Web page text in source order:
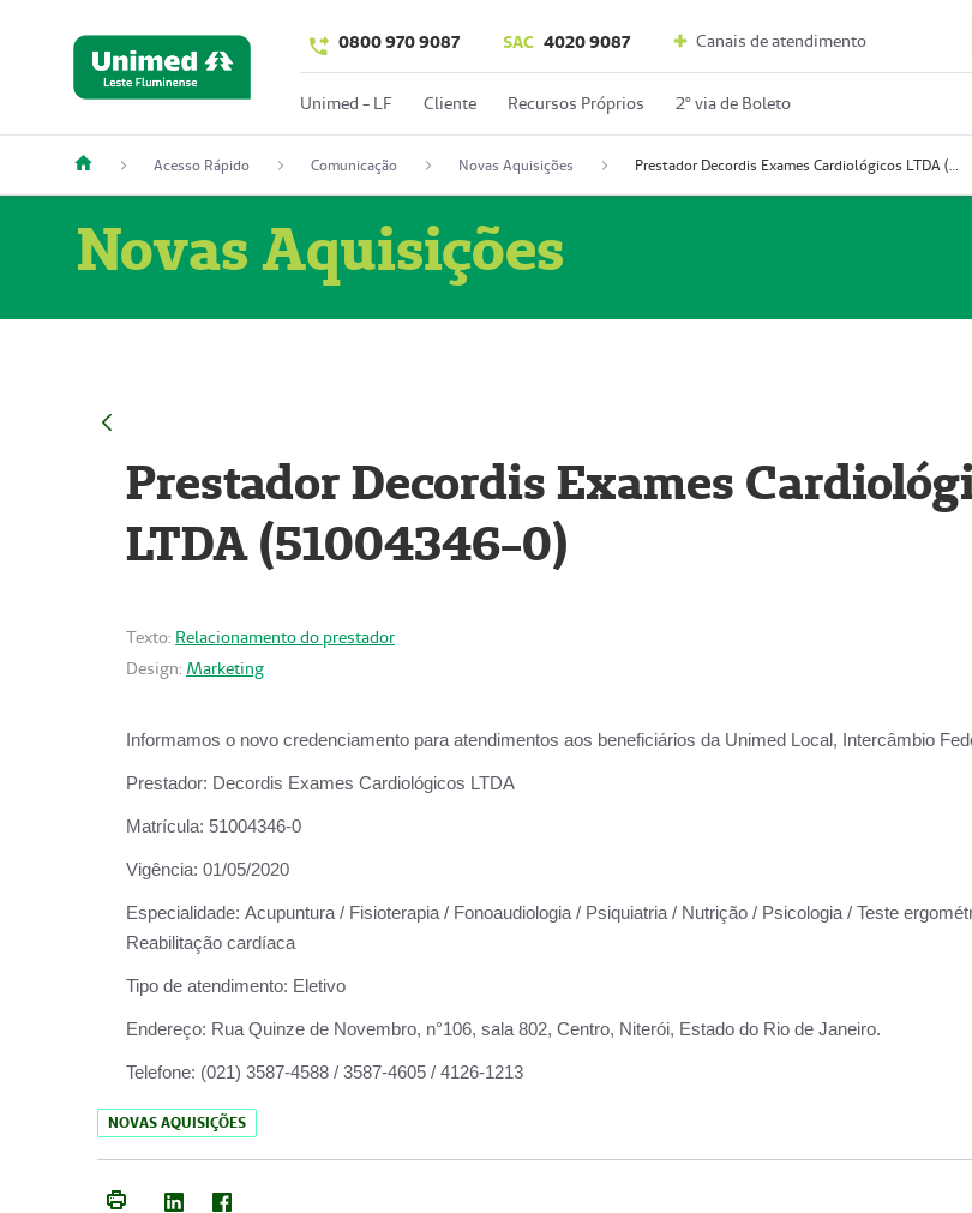
0800 970 9087 SAC 4020 9087 Canais de atendimento
Unimed - LF Cliente Recursos Próprios 2º via de Boleto
Acesso Rápido Comunicação Novas Aquisições Prestador Decordis Exames Cardiológicos LTDA (51004346-0)
Novas Aquisições
Prestador Decordis Exames
LTDA (51004346-0)
Texto: Relacionamento do prestador
Design: Marketing
Informamos o novo credenciamento para atendimentos aos beneficiários da Unimed Local, Intercâmbio
Prestador: Decordis Exames Cardiológicos LTDA
Matrícula: 51004346-0
Vigência: 01/05/2020
Especialidade: Acupuntura / Fisioterapia / Fonoaudiologia / Psiquiatria / Nutrição / Psicologia / Teste
Reabilitação cardíaca
Tipo de atendimento: Eletivo
Endereço: Rua Quinze de Novembro, n°106, sala 802, Centro, Niterói, Estado do Rio de Janeiro.
Telefone: (021) 3587-4588 / 3587-4605 / 4126-1213
NOVAS AQUISIÇÕES